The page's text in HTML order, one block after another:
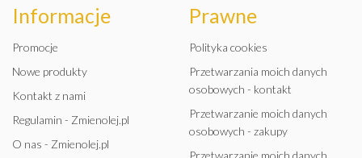
Informacje
Promocje
Nowe produkty
Kontakt z nami
Regulamin - Zmienolej.pl
O nas - Zmienolej.pl
Prawne
Polityka cookies
Przetwarzania moich danych
osobowych - kontakt
Przetwarzanie moich danych
osobowych - zakupy
Przetwarzanie moich danych